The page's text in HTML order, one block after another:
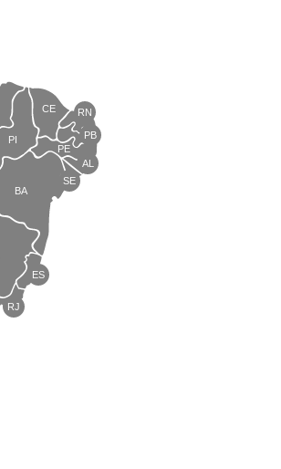
BA
SE
PE
AL
RJ
ES
PI
CE RN
PB